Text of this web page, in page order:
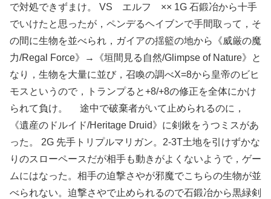
で対処できずまけ。 VS エルフ ×× 1G 石鍛冶から十手
でいけたと思ったが，ペンデるヘイブンで手間取って，そ
の間に生物を並べられ，ガイアの揺籃の地から《威厳の魔
力/Regal Force》→《垣間見る自然/Glimpse of Nature》と
なり，生物を大量に並び，召喚の調べX=8から皇帝のビヒ
モスというので，トランプると+8/+8の修正を全体にかけ
られて負け。 途中で破棄者がいて止められるのに，
《遺産のドルイド/Heritage Druid》に剣鍬をうつミスがあ
った。 2G 先手トリプルマリガン。2-3T土地を引けずかな
りのスローペースだが相手も動きがよくないようで，ゲー
ムにはなった。相手の迫撃さやが邪魔でこちらの生物が並
べられない。迫撃さやで止められるので石鍛冶から黒緑剣